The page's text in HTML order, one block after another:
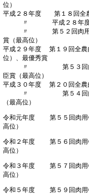
位）
平成２８年度 第１８
〃 平成２８年度全国
〃 第５２回肉用
賞（最高位）
平成２９年度 第１９回
位）、最優秀賞
〃 第５３回肉
臣賞（最高位）
平成３０年度 第２０回
〃 第５４回肉用
（最高位）
令和元年度 第５５回肉
高位）
令和２年度 第５６回肉
高位）
令和３年度 第５７回肉
高位）
令和５年度 第５９回肉